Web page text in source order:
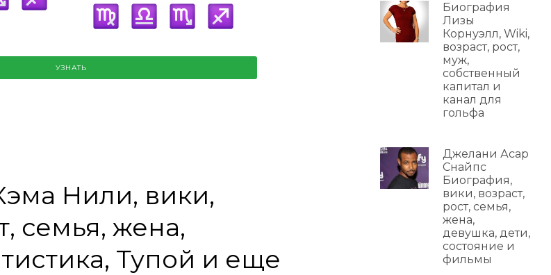
УЗНАТЬ
Нили, вики,
семья, жена,
Тупой и еще
Биография
Лизы
Корнуэлл, Wiki,
возраст, рост,
муж,
собственный
капитал и
канал для
гольфа
Джелани Асар
Снайпс
Биография,
вики, возраст,
рост, семья,
жена,
девушка, дети,
состояние и
фильмы